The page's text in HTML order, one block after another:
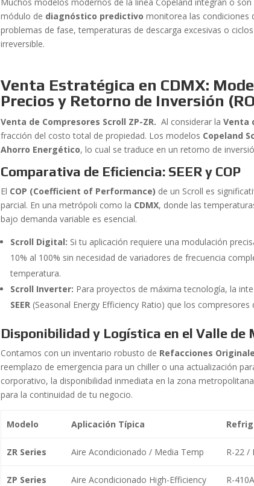
módulo de diagnóstico predictivo monitorea las condiciones
problemas de fase, temperaturas de descarga excesivas o
irreversible.
Venta Estratégica en CDMX:
Precios y Retorno de Inversión
Venta de Compresores Scroll ZP-ZR. Al considerar laVenta
fracción del costo total de propiedad. Los modelos Copeland
Ahorro Energético, lo cual se traduce en un retorno de
Comparativa de Eficiencia: SEER y COP
El COP (Coefficient of Performance) de un Scroll es
parcial. En una metrópoli como la CDMX, donde las
bajo demanda variable es esencial.
Scroll Digital: Si tu aplicación requiere una modulación
10% al 100% sin necesidad de variadores de frecuencia
temperatura.
Scroll Inverter: Para proyectos de máxima tecnología, la
SEER (Seasonal Energy Efficiency Ratio) que los
Disponibilidad y Logística en el Valle de
Contamos con un inventario robusto de Refacciones
reemplazo de emergencia para un chiller o una actualización
corporativo, la disponibilidad inmediata en la zona
para la continuidad de tu negocio.
Modelo Aplicación Típica
ZR Series Aire Acondicionado / Media Temp R-22 /
ZP Series Aire Acondicionado High-Efficiency R-410A